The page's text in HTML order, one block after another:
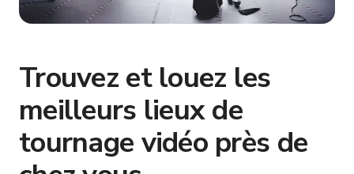
Trouvez et louez les
meilleurs lieux de
tournage vidéo près de